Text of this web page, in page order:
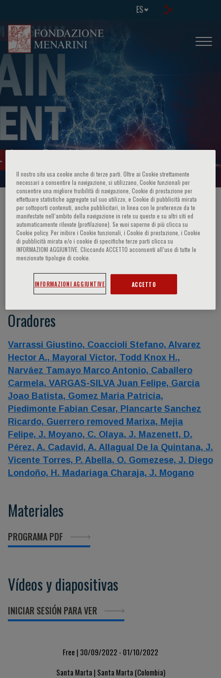
ES
Acute Pain Management
HOME PAGE / CURSOS Y EVENTOS / INFORMACION EVENTO
Información del evento
Acute Pain Management
Oradores
Varrassi Giustino, Coaccioli Stefano, Alvarez
Hector A., Mayoral Victor, Todd Knox H.,
Narváez Tamayo Marco Antonio, Caballero
Carmela, VARGAS-SILVA Juan Felipe, Garcia
Joao Batista, Gomez Maria Patricia,
Piedimonte Fabian Cesar, Plancarte Sanchez
Ricardo, Guerrero removed Marixa, Mejia
Felipe, J. Moyano, C. Olaya, J. Mazenett, D.
Pérez, A. Cadavid, A. Allagual De la Quintana, J.
Vicente Torres, P. Abella, O. Gomezese, J. Diego
Londoño, H. Madariaga Charaja, J. Mogano
Materiales
PROGRAMA PDF
Vídeos y diapositivas
INICIAR SESIÓN PARA VER
Free | 30/09/2022 - 01/10/2022
Santa Marta | Santa Marta (Colombia)
Il nostro sito usa cookie anche di terze parti. Oltre ai Cookie strettamente
necessari a consentire la navigazione, si utilizzano, Cookie funzionali per
consentire una migliore fruibilità di navigazione, Cookie di prestazione per
effettuare statistiche aggregate sul suo utilizzo, e Cookie di pubblicità mirata
per sottoporti contenuti, anche pubblicitari, in linea con le preferenze da te
manifestate nell‘ambito della navigazione in rete su questo e su altri siti ed
automaticamente rilevate (profilazione). Se vuoi saperne di più clicca su
Cookie policy. Per inibire i Cookie funzionali, i Cookie di prestazione, i Cookie
di pubblicità mirata e/o i cookie di specifiche terze parti clicca su
INFORMAZIONI AGGIUNTIVE. Cliccando ACCETTO acconsenti all’uso di tutte le
menzionate tipologie di cookie.
INFORMAZIONI AGGIUNTIVE ACCETTO